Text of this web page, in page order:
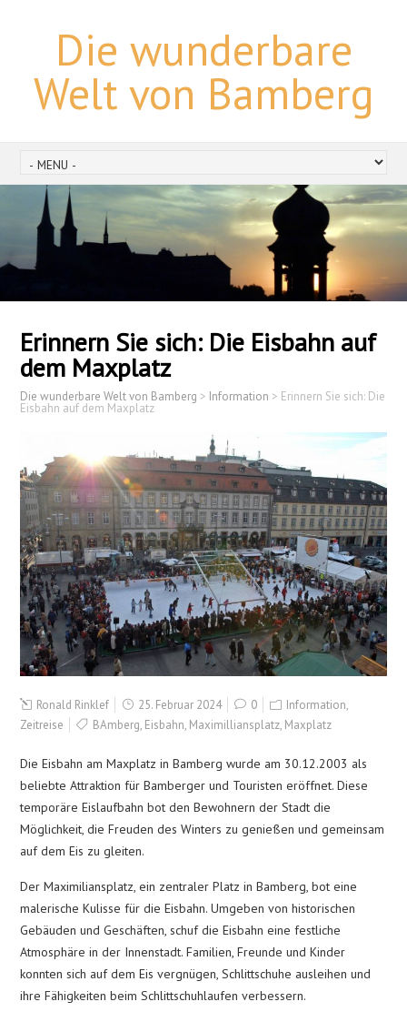
Die wunderbare
Welt von Bamberg
Erinnern Sie sich: Die Eisbahn auf
dem Maxplatz
Die wunderbare Welt von Bamberg > Information > Erinnern Sie sich: Die
Eisbahn auf dem Maxplatz
Ronald Rinklef 25. Februar 2024 0 Information,
Zeitreise
BAmberg, Eisbahn, Maximilliansplatz, Maxplatz
Die Eisbahn am Maxplatz in Bamberg wurde am 30.12.2003 als
beliebte Attraktion für Bamberger und Touristen eröffnet. Diese
temporäre Eislaufbahn bot den Bewohnern der Stadt die
Möglichkeit, die Freuden des Winters zu genießen und gemeinsam
auf dem Eis zu gleiten.
Der Maximiliansplatz, ein zentraler Platz in Bamberg, bot eine
malerische Kulisse für die Eisbahn. Umgeben von historischen
Gebäuden und Geschäften, schuf die Eisbahn eine festliche
Atmosphäre in der Innenstadt. Familien, Freunde und Kinder
konnten sich auf dem Eis vergnügen, Schlittschuhe ausleihen und
ihre Fähigkeiten beim Schlittschuhlaufen verbessern.